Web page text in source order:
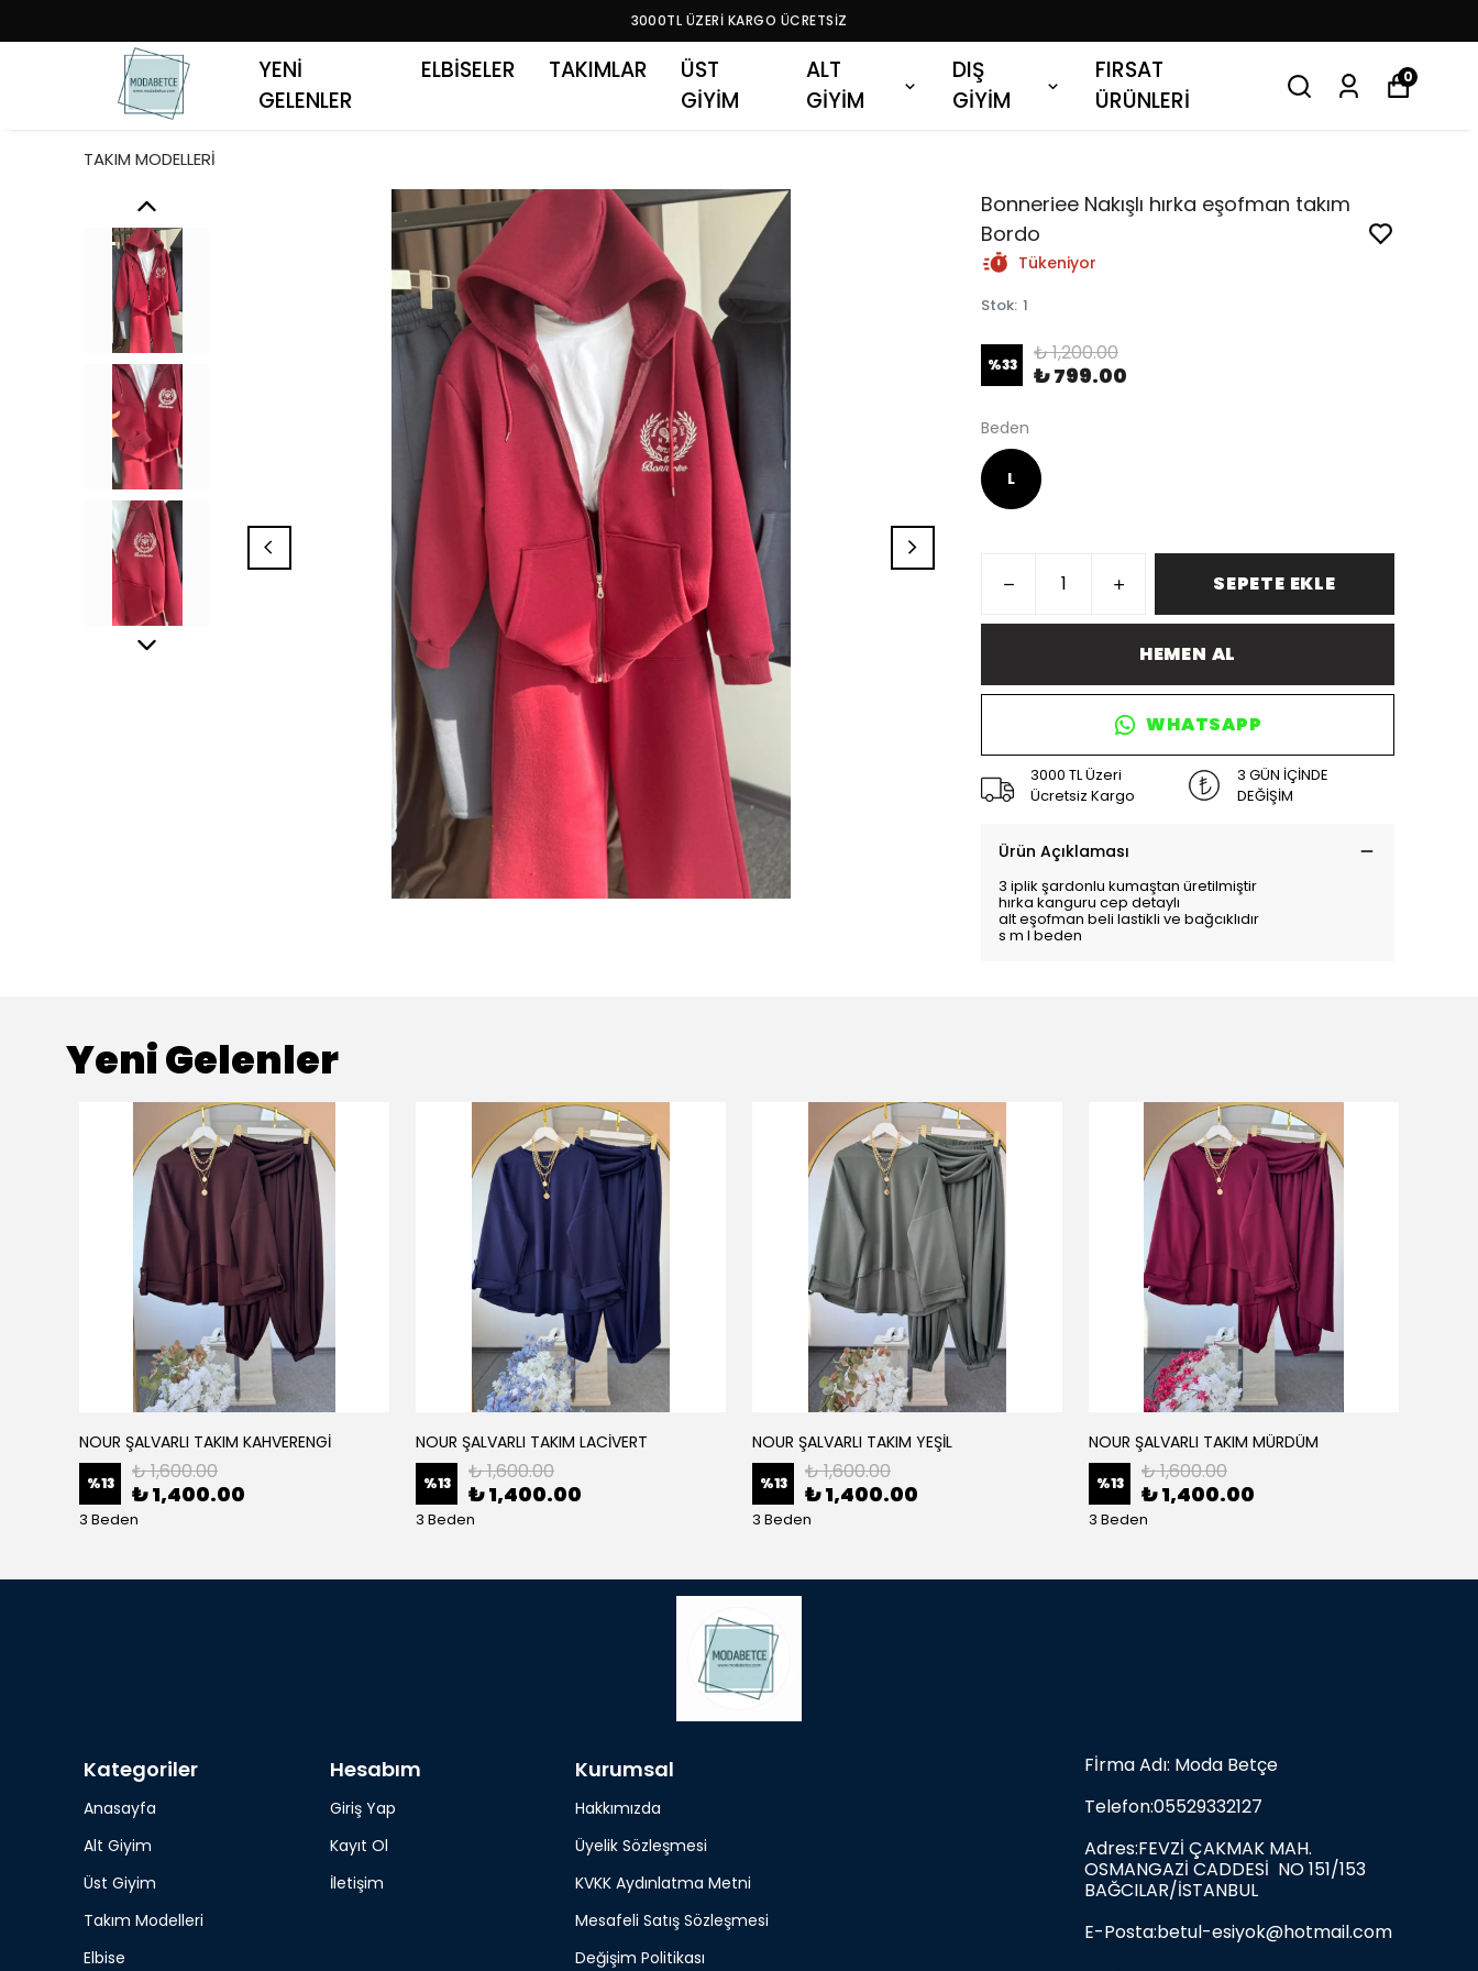
3000TL ÜZERİ KARGO ÜCRETSİZ
YENİ
GELENLER
ELBİSELER TAKIMLAR
ÜST
GİYİM
ALT
GİYİM
DIŞ
GİYİM
FIRSAT
ÜRÜNLERİ
0
TAKIM MODELLERİ
Bonneriee Nakışlı hırka eşofman takım
Bordo
Tükeniyor
Stok: 1
%33 ₺ 1,200.00
₺ 799.00
Beden
L
SEPETE EKLE
HEMEN AL
WHATSAPP
3000 TL Üzeri
Ücretsiz Kargo
3 GÜN İÇİNDE
DEĞİŞİM
Ürün Açıklaması
3 iplik şardonlu kumaştan üretilmiştir
hırka kanguru cep detaylı
alt eşofman beli lastikli ve bağcıklıdır
s m l beden
Yeni Gelenler
NOUR ŞALVARLI TAKIM KAHVERENGİ
%13 ₺ 1,600.00
₺ 1,400.00
3 Beden
NOUR ŞALVARLI TAKIM LACİVERT
%13 ₺ 1,600.00
₺ 1,400.00
3 Beden
NOUR ŞALVARLI TAKIM YEŞİL
%13 ₺ 1,600.00
₺ 1,400.00
3 Beden
NOUR ŞALVARLI TAKIM MÜRDÜM
%13 ₺ 1,600.00
₺ 1,400.00
3 Beden
Kategoriler
Anasayfa
Alt Giyim
Üst Giyim
Takım Modelleri
Elbise
Hesabım
Giriş Yap
Kayıt Ol
İletişim
Kurumsal
Hakkımızda
Üyelik Sözleşmesi
KVKK Aydınlatma Metni
Mesafeli Satış Sözleşmesi
Değişim Politikası
Fİrma Adı: Moda Betçe
Telefon:05529332127
Adres:FEVZİ ÇAKMAK MAH.
OSMANGAZİ CADDESİ NO 151/153
BAĞCILAR/İSTANBUL
E-Posta:betul-esiyok@hotmail.com